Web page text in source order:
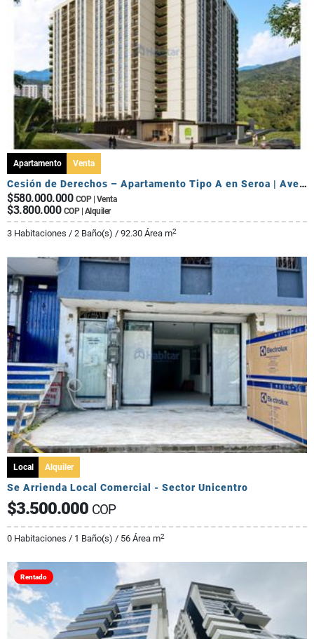
Apartamento Venta
Cesión de Derechos – Apartamento Tipo A en Seroa | Avenida Centenario
$580.000.000 COP | Venta
$3.800.000 COP | Alquiler
3 Habitaciones / 2 Baño(s) / 92.30 Área m2
Local Alquiler
Se Arrienda Local Comercial - Sector Unicentro
$3.500.000 COP
0 Habitaciones / 1 Baño(s) / 56 Área m2
Rentado